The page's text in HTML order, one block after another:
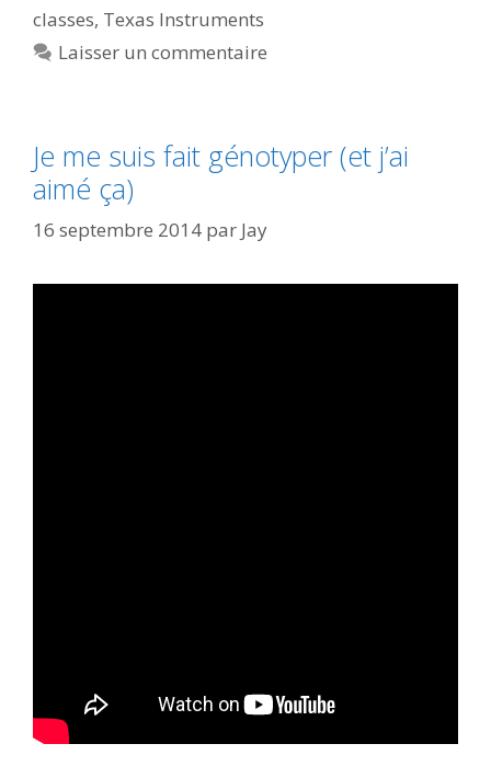
classes, Texas Instruments
Laisser un commentaire
Je me suis fait génotyper (et j’ai
aimé ça)
16 septembre 2014 par Jay